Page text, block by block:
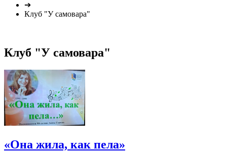
➔
Клуб "У самовара"
Клуб "У самовара"
«Она жила, как пела»